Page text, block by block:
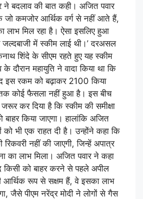
ने बदलाव की बात कही। अजित पवार
जो कमजोर आर्थिक वर्ग से नहीं आते हैं,
लाभ मिल रहा है। ऐसा इसलिए हुआ
जल्दबाजी में स्कीम लाई थी।’ दरअसल
शिंदे के सीएम रहते हुए यह स्कीम
दौरान महायुति ने वादा किया था कि
इस रकम को बढ़ाकर 2100 किया
कोई फैसला नहीं हुआ है। इस बीच
कर दिया है कि स्कीम की समीक्षा
बाहर किया जाएगा। हालांकि अजित
को भी एक राहत दी है। उन्होंने कहा कि
नहीं की जाएगी, जिन्हें अपात्र
का लाभ मिला। अजित पवार ने कहा
को बाहर करने से पहले अपील
आर्थिक रूप से सक्षम हैं, वे इसका लाभ
जैसे पीएम नरेंद्र मोदी ने लोगों से गैस